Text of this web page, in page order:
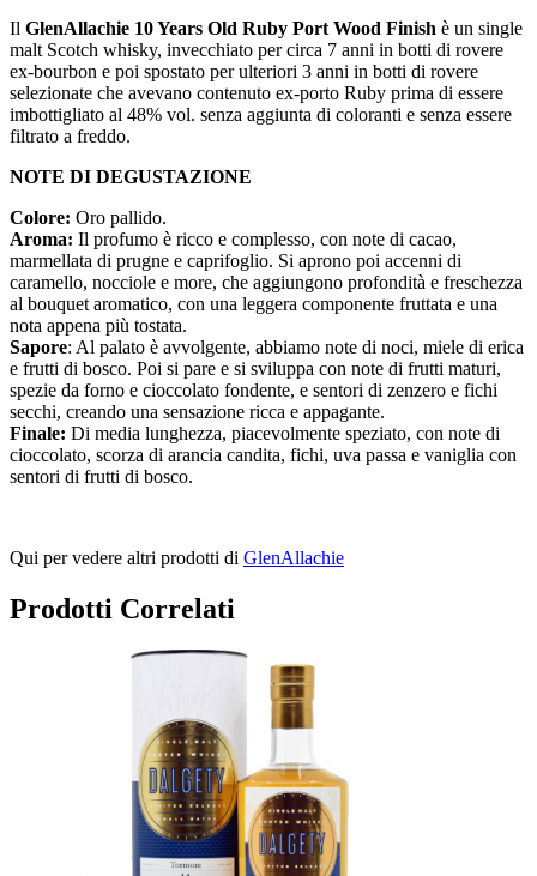
Il GlenAllachie 10 Years Old Ruby Port Wood Finish è un single
malt Scotch whisky, invecchiato per circa 7 anni in botti di rovere
ex-bourbon e poi spostato per ulteriori 3 anni in botti di rovere
selezionate che avevano contenuto ex-porto Ruby prima di essere
imbottigliato al 48% vol. senza aggiunta di coloranti e senza essere
filtrato a freddo.
NOTE DI DEGUSTAZIONE
Colore: Oro pallido.
Aroma: Il profumo è ricco e complesso, con note di cacao,
marmellata di prugne e caprifoglio. Si aprono poi accenni di
caramello, nocciole e more, che aggiungono profondità e freschezza
al bouquet aromatico, con una leggera componente fruttata e una
nota appena più tostata.
Sapore: Al palato è avvolgente, abbiamo note di noci, miele di erica
e frutti di bosco. Poi si pare e si sviluppa con note di frutti maturi,
spezie da forno e cioccolato fondente, e sentori di zenzero e fichi
secchi, creando una sensazione ricca e appagante.
Finale: Di media lunghezza, piacevolmente speziato, con note di
cioccolato, scorza di arancia candita, fichi, uva passa e vaniglia con
sentori di frutti di bosco.
Qui per vedere altri prodotti di GlenAllachie
Prodotti Correlati